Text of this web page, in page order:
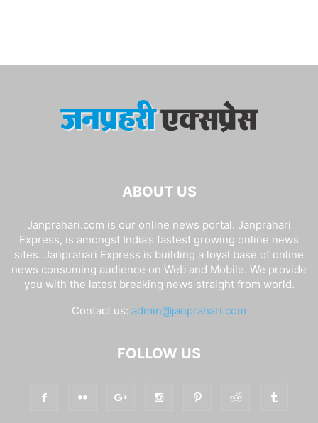
ABOUT US
Janprahari.com is our online news portal. Janprahari
Express, is amongst India’s fastest growing online news
sites. Janprahari Express is building a loyal base of online
news consuming audience on Web and Mobile. We provide
you with the latest breaking news straight from world.
Contact us: admin@janprahari.com
FOLLOW US